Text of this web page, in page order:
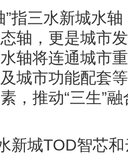
”指三水新城水
轴，更是城市
轴将连通城市
城市功能配套
，推动“三生”
新城TOD智芯